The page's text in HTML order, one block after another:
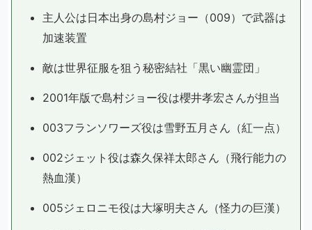
主人公は日本出身の島村ジョー（009）で武器は
加速装置
敵は世界征服を狙う秘密結社「黒い幽霊団」
2001年版で島村ジョー役は櫻井孝宏さんが担当
003フランソワーズ役は雪野五月さん（紅一点）
002ジェット役は森久保祥太郎さん（飛行能力の
熱血漢）
005ジェロニモ役は大塚明夫さん（怪力の巨漢）